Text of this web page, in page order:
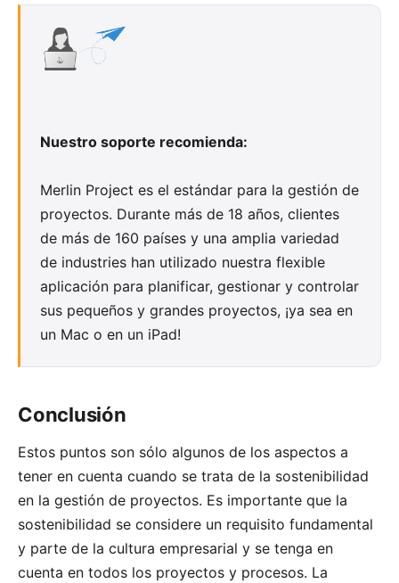
Nuestro soporte recomienda:
Merlin Project es el estándar para la gestión de
proyectos. Durante más de 18 años, clientes
de más de 160 países y una amplia variedad
de industries han utilizado nuestra flexible
aplicación para planificar, gestionar y controlar
sus pequeños y grandes proyectos, ¡ya sea en
un Mac o en un iPad!
Conclusión
Estos puntos son sólo algunos de los aspectos a
tener en cuenta cuando se trata de la sostenibilidad
en la gestión de proyectos. Es importante que la
sostenibilidad se considere un requisito fundamental
y parte de la cultura empresarial y se tenga en
cuenta en todos los proyectos y procesos. La